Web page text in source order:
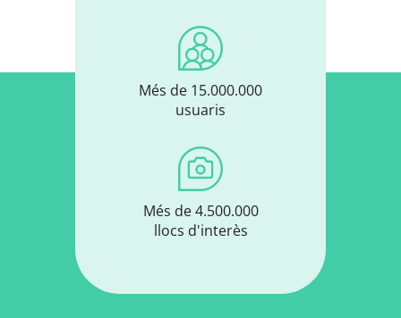
Més de 15.000.000
usuaris
Més de 4.500.000
llocs d'interès